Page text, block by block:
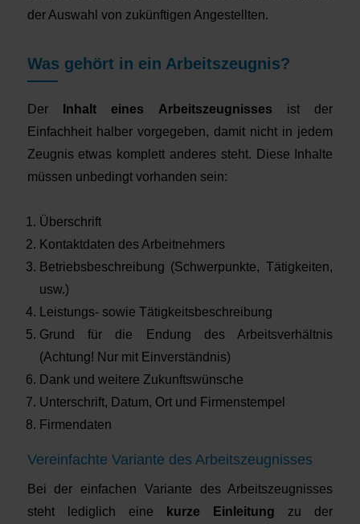
der Auswahl von zukünftigen Angestellten.
Was gehört in ein Arbeitszeugnis?
Der Inhalt eines Arbeitszeugnisses ist der
Einfachheit halber vorgegeben, damit nicht in jedem
Zeugnis etwas komplett anderes steht. Diese Inhalte
müssen unbedingt vorhanden sein:
Überschrift
Kontaktdaten des Arbeitnehmers
Betriebsbeschreibung (Schwerpunkte, Tätigkeiten,
usw.)
Leistungs- sowie Tätigkeitsbeschreibung
Grund für die Endung des Arbeitsverhältnis
(Achtung! Nur mit Einverständnis)
Dank und weitere Zukunftswünsche
Unterschrift, Datum, Ort und Firmenstempel
Firmendaten
Vereinfachte Variante des Arbeitszeugnisses
Bei der einfachen Variante des Arbeitszeugnisses
steht lediglich eine
kurze Einleitung zu der